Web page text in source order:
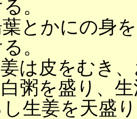
。
とかにの身
。
は皮をむき
粥を盛り、
生姜を天盛